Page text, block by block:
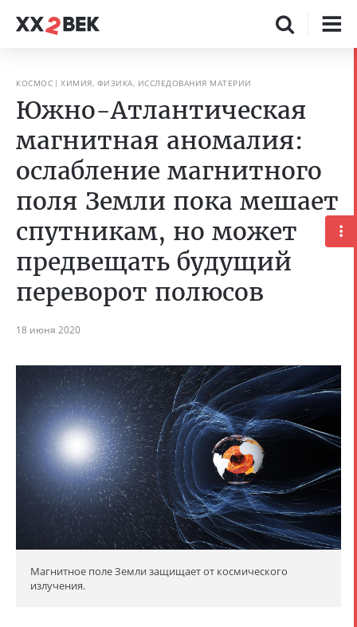
КОСМОС ХИМИЯ, ФИЗИКА, ИССЛЕДОВАНИЯ МАТЕРИИ
Южно-Атлантическая
магнитная аномалия:
ослабление магнитного
поля Земли пока мешает
спутникам, но может
предвещать будущий
переворот полюсов
18 июня 2020
Магнитное поле Земли защищает от космического
излучения.